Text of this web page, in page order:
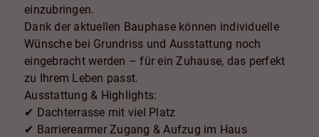
einzubringen.
Dank der aktuellen Bauphase können individuelle
Wünsche bei Grundriss und Ausstattung noch
eingebracht werden – für ein Zuhause, das perfekt
zu Ihrem Leben passt.
Ausstattung & Highlights:
✔ Dachterrasse mit viel Platz
✔ Barrierearmer Zugang & Aufzug im Haus